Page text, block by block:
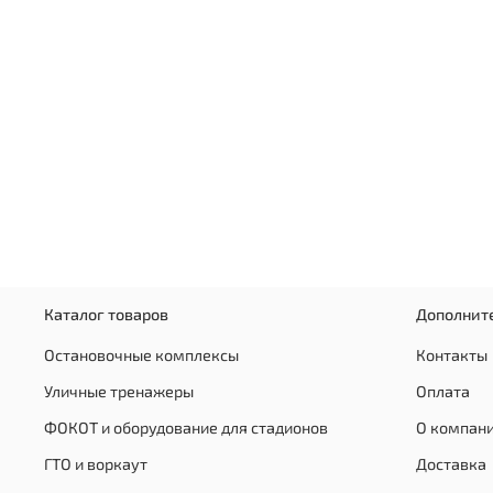
Каталог товаров
Остановочные комплексы
Уличные тренажеры
ФОКОТ и оборудование для стадионов
ГТО и воркаут
Контакты
Оплата
О
Доставка